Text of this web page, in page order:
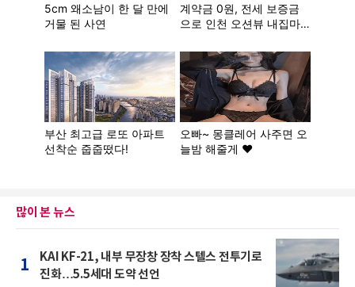
많이 본 뉴스
1
KAI KF-21, 내부 무장창 장착 스텔스 전투기로
진화…5.5세대 도약 선언